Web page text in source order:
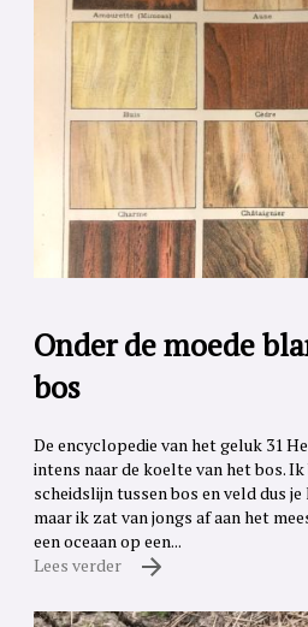
Onder de moede
bos
De encyclopedie van het geluk 31
intens naar de koelte van het bos.
scheidslijn tussen bos en veld dus
maar ik zat van jongs af aan het
een oceaan op een...
Lees verder